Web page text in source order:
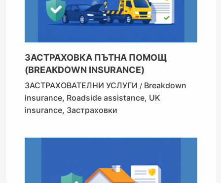
ЗАСТРАХОВКА ПЪТНА ПОМОЩ
(BREAKDOWN INSURANCE)
ЗАСТРАХОВАТЕЛНИ УСЛУГИ / Breakdown
insurance, Roadside assistance, UK
insurance, Застраховки